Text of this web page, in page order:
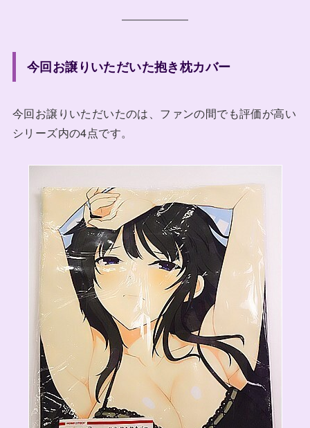
今回お譲りいただいた抱き枕カバー
今回お譲りいただいたのは、ファンの間でも評価が高い
シリーズ内の4点です。